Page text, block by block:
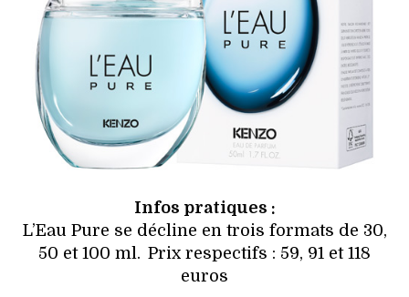
Infos pratiques :
L’Eau Pure se décline en trois formats de 30,
50 et 100 ml. Prix respectifs : 59, 91 et 118
euros